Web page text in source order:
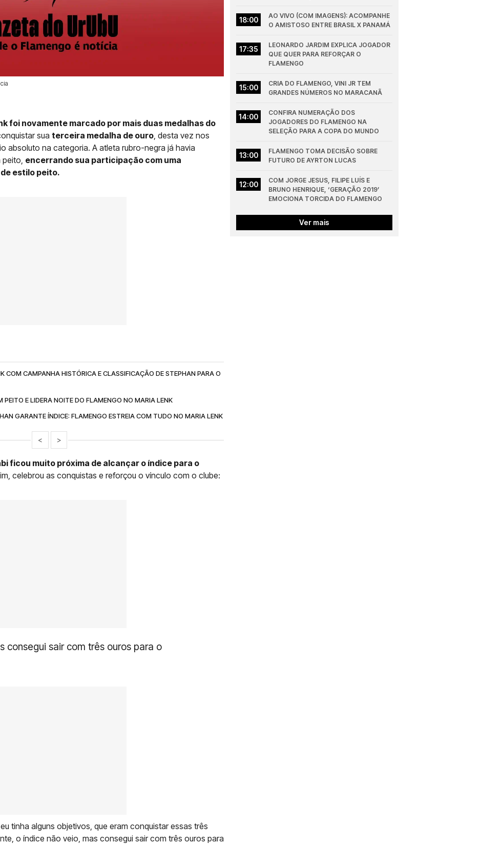
foi novamente marcado por mais duas medalhas do
sua terceira medalha de ouro, desta vez nos
absoluto na categoria. A atleta rubro-negra já havia
peito, encerrando sua participação com uma
estilo peito.
COM CAMPANHA HISTÓRICA E CLASSIFICAÇÃO DE STEPHAN PARA O
E LIDERA NOITE DO FLAMENGO NO MARIA LENK
GARANTE ÍNDICE: FLAMENGO ESTREIA COM TUDO NO MARIA LENK
< >
ficou muito próxima de alcançar o índice para o
celebrou as conquistas e reforçou o vínculo com o clube:
consegui sair com três ouros para o
tinha alguns objetivos, que eram conquistar essas três
o índice não veio, mas consegui sair com três ouros para
18:00
AO VIVO (COM IMAGENS): ACOMPANHE
O AMISTOSO ENTRE BRASIL X PANAMÁ
17:35
LEONARDO JARDIM EXPLICA JOGADOR
QUE QUER PARA REFORÇAR O
FLAMENGO
15:00
CRIA DO FLAMENGO, VINI JR TEM
GRANDES NÚMEROS NO MARACANÃ
14:00
CONFIRA NUMERAÇÃO DOS
JOGADORES DO FLAMENGO NA
SELEÇÃO PARA A COPA DO MUNDO
13:00
FLAMENGO TOMA DECISÃO SOBRE
FUTURO DE AYRTON LUCAS
12:00
COM JORGE JESUS, FILIPE LUÍS E
BRUNO HENRIQUE, ‘GERAÇÃO 2019’
EMOCIONA TORCIDA DO FLAMENGO
Ver mais